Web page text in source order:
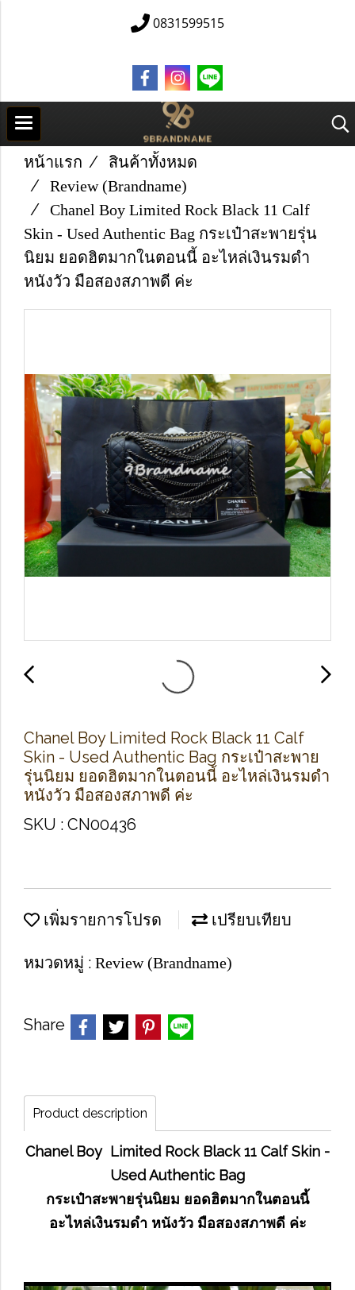
0831599515
หน้าแรก
สินค้าทั้งหมด
Review (Brandname)
Chanel Boy Limited Rock Black 11 Calf
Skin - Used Authentic Bag กระเป๋าสะพายรุ่น
นิยม ยอดฮิตมากในตอนนี้ อะไหล่เงินรมดำ
หนังวัว มือสองสภาพดี ค่ะ
Chanel Boy Limited Rock Black 11 Calf
Skin - Used Authentic Bag กระเป๋าสะพาย
รุ่นนิยม ยอดฮิตมากในตอนนี้ อะไหล่เงินรมดำ
หนังวัว มือสองสภาพดี ค่ะ
SKU : CN00436
เพิ่มรายการโปรด เปรียบเทียบ
หมวดหมู่ : Review (Brandname)
Share
Product description
Chanel Boy Limited Rock Black 11 Calf Skin -
Used Authentic Bag
กระเป๋าสะพายรุ่นนิยม ยอดฮิตมากในตอนนี้
อะไหล่เงินรมดำ หนังวัว มือสองสภาพดี ค่ะ